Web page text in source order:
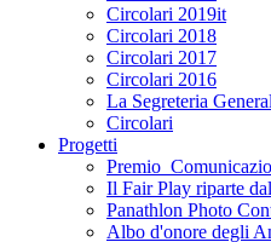
Circolari 2019it
Circolari 2018
Circolari 2017
Circolari 2016
La Segreteria
Circolari
Progetti
Il Fair Play riparte
Panathlon Photo
Albo d'onore degli